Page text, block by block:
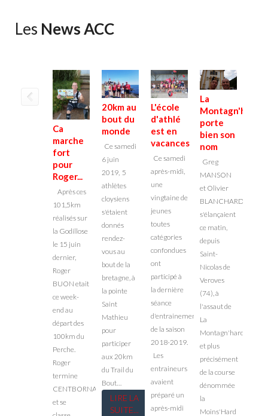
Les News ACC
Ca
marche
fort
pour
Roger...
Après ces
101,5km
réalisés sur
la Godillose
le 15 juin
dernier,
Roger
BUON etait
ce week-
end au
départ des
100km du
Perche.
Roger
termine
CENTBORNARD
et se
20km au
bout du
monde
Ce samedi
6 juin
2019, 5
athlètes
cloysiens
s'étaient
donnés
rendez-
vous au
bout de la
bretagne, à
la pointe
Saint
Mathieu
pour
participer
aux 20km
du Trail du
Bout…
LIRE LA
SUITE...
L'école
d'athlé
est en
vacances
Ce samedi
après-midi,
une
vingtaine de
jeunes
toutes
catégories
confondues
ont
participé à
la dernière
séance
d'entrainement
de la saison
2018-2019.
Les
entraineurs
avaient
préparé un
après-midi
La
Montagn'hard
porte
bien son
nom
Greg
MANSON
et Olivier
BLANCHARD
s'élançaient
ce matin,
depuis
Saint-
Nicolas de
Veroves
(74), à
l'assaut de
La
Montagn'hard
et plus
précisément
de la course
dénommée
la
Moins'Hard